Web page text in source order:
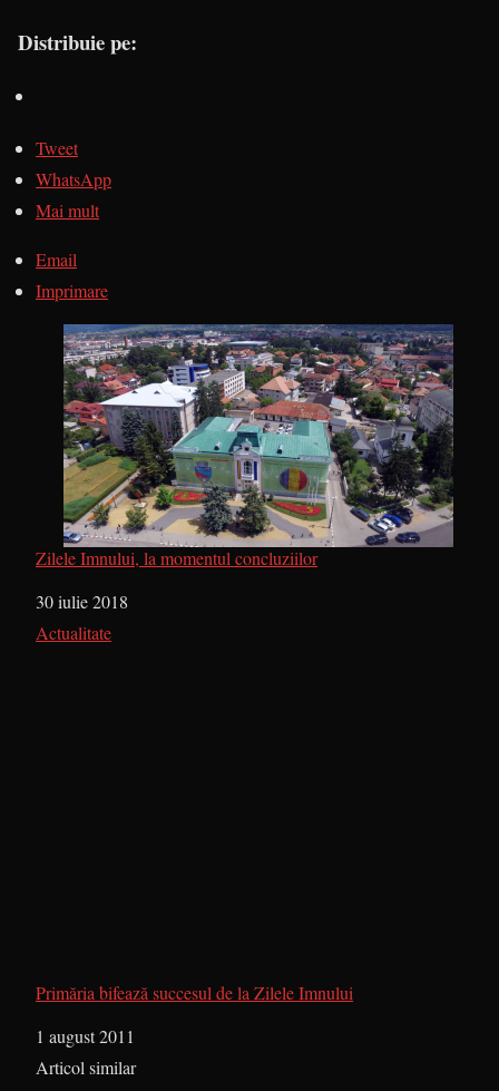
Distribuie pe:
Tweet
WhatsApp
Mai mult
Email
Imprimare
Zilele Imnului, la momentul concluziilor
Dată
30 iulie 2018
În legătură cu
Actualitate
Primăria bifează succesul de la Zilele Imnului
Dată
1 august 2011
În legătură cu
Articol similar